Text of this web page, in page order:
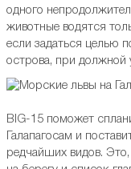
одного
животные водятся
если задаться целью
острова, при должной
BIG-15 поможет
Галапагосам и
редчайших видов.